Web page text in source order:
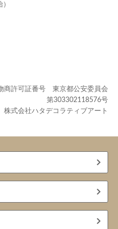
商許可証番号 東京都公安委員会
第303302118576号
株式会社ハタデコラティブアート